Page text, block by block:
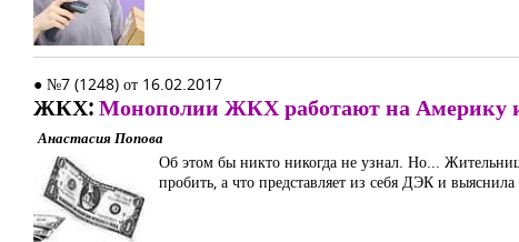
● №7 (1248) от 16.02.2017
ЖКХ:Монополии ЖКХ работают на Америку
Анастасия Попова
Об этом бы никто никогда не узнал. Но...
пробить, а что представляет из себя ДЭК и